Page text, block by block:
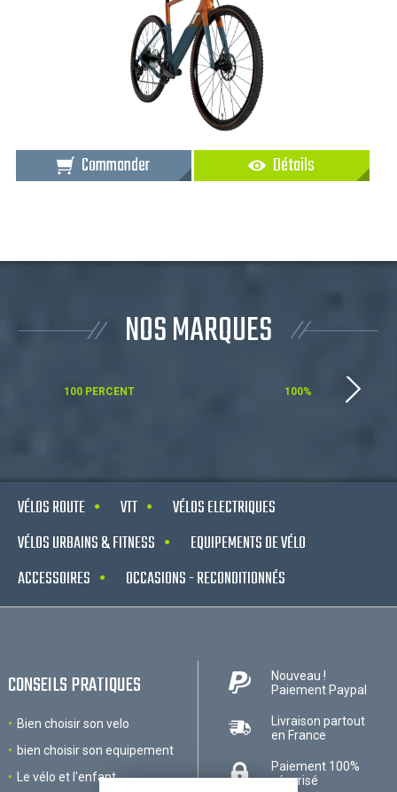
Commander Détails
NOS MARQUES
100 PERCENT 100%
VÉLOS ROUTE VTT
VÉLOS ELECTRIQUES
VÉLOS URBAINS & FITNESS
EQUIPEMENTS DE VÉLO
ACCESSOIRES
OCCASIONS - RECONDITIONNÉS
CONSEILS PRATIQUES
Bien choisir son velo
bien choisir son equipement
Le vélo et l'enfant
Nouveau !
Paiement Paypal
Livraison partout
en France
Paiement 100%
sécurisé